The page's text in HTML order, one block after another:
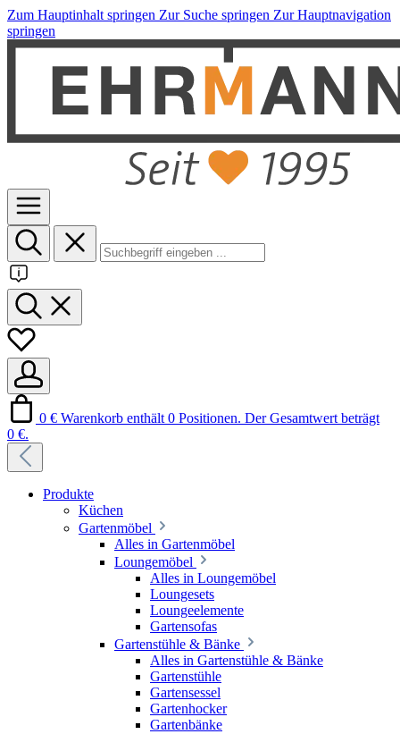
Zum Hauptinhalt springen Zur Suche springen Zur Hauptnavigation
springen
0 € Warenkorb enthält 0 Positionen. Der Gesamtwert beträgt
0 €.
Produkte
Küchen
Gartenmöbel
Alles in Gartenmöbel
Loungemöbel
Alles in Loungemöbel
Loungesets
Loungeelemente
Gartensofas
Gartenstühle & Bänke
Alles in Gartenstühle & Bänke
Gartenstühle
Gartensessel
Gartenhocker
Gartenbänke